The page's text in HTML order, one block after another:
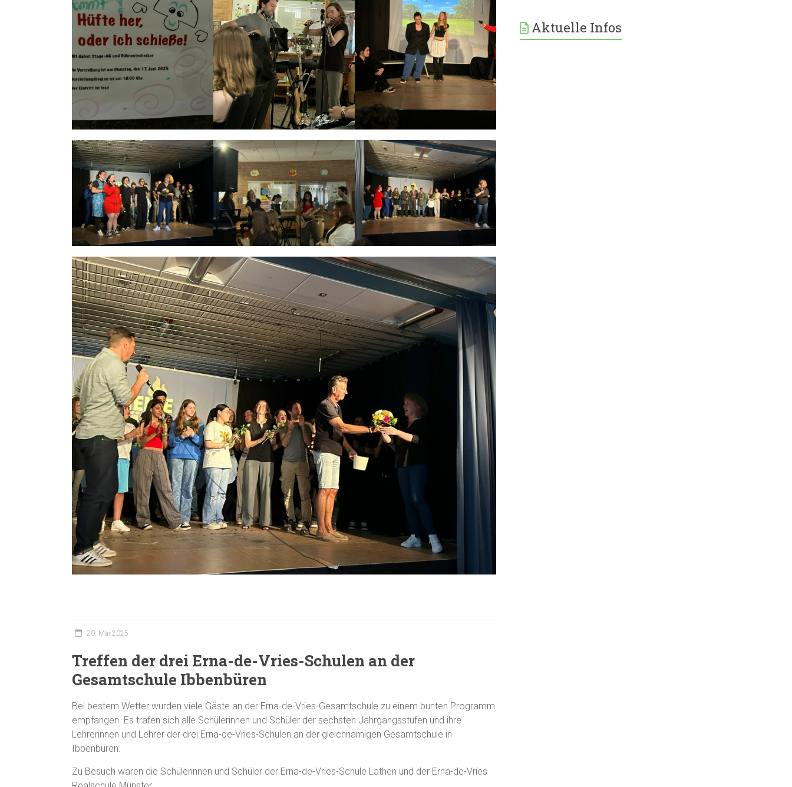
20. Mai 2025
Treffen der drei Erna-de-Vries-Schulen an der
Gesamtschule Ibbenbüren
Bei bestem Wetter wurden viele Gäste an der Erna-de-Vries-Gesamtschule zu einem bunten Programm
empfangen. Es trafen sich alle Schülerinnen und Schüler der sechsten Jahrgangsstufen und ihre
Lehrerinnen und Lehrer der drei Erna-de-Vries-Schulen an der gleichnamigen Gesamtschule in
Ibbenbüren.
Zu Besuch waren die Schülerinnen und Schüler der Erna-de-Vries-Schule Lathen und der Erna-de-Vries
Aktuelle Infos